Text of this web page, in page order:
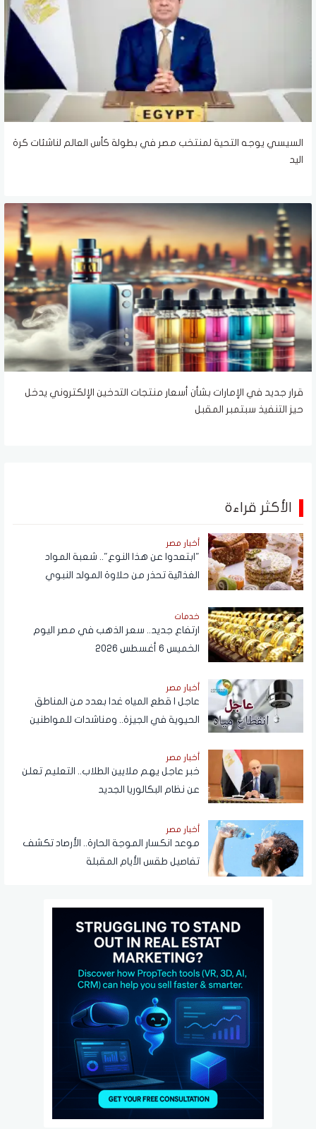
السيسي يوجه التحية لمنتخب مصر في بطولة كأس العالم لناشئات كرة
اليد
قرار جديد في الإمارات بشأن أسعار منتجات التدخين الإلكتروني يدخل
حيز التنفيذ سبتمبر المقبل
الأكثر قراءة
أخبار مصر
"ابتعدوا عن هذا النوع".. شعبة المواد
الغذائية تحذر من حلاوة المولد النبوي
خدمات
ارتفاع جديد.. سعر الذهب في مصر اليوم
الخميس 6 أغسطس 2026
أخبار مصر
عاجل | قطع المياه غدا بعدد من المناطق
الحيوية في الجيزة.. ومناشدات للمواطنين
أخبار مصر
خبر عاجل يهم ملايين الطلاب.. التعليم تعلن
عن نظام البكالوريا الجديد
أخبار مصر
موعد انكسار الموجة الحارة.. الأرصاد تكشف
تفاصيل طقس الأيام المقبلة